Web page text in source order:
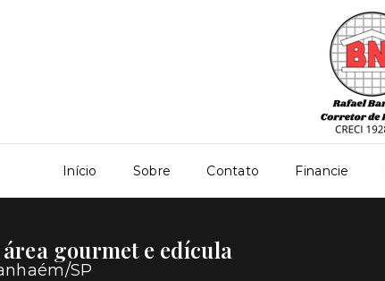
Início Sobre Contato Financie
gourmet e edícula
SP